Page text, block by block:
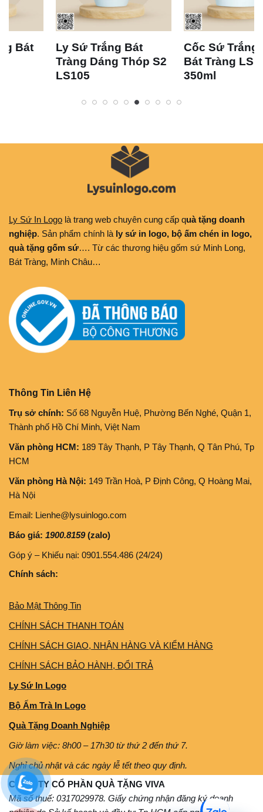
Ly Sứ Trắng Bát
Tràng Dáng Thóp S2
Cốc Sứ Trắng Vát
Bát Tràng LS125
Ly Sứ In Logo là trang web chuyên cung cấp quà tặng doanh
nghiệp. Sản phẩm chính là ly sứ in logo, bộ ấm chén in logo,
quà tặng gốm sứ…. Từ các thương hiệu gốm sứ Minh Long,
Bát Tràng, Minh Châu…
Thông Tin Liên Hệ
Trụ sở chính: Số 68 Nguyễn Huệ, Phường Bến Nghé, Quận 1,
Thành phố Hồ Chí Minh, Việt Nam
Văn phòng HCM: 189 Tây Thạnh, P Tây Thạnh, Q Tân Phú, Tp
HCM
Văn phòng Hà Nội: 149 Trần Hoà, P Định Công, Q Hoàng Mai,
Hà Nội
Email: Lienhe@lysuinlogo.com
Báo giá: 1900.8159(zalo)
Góp ý – Khiếu nại: 0901.554.486 (24/24)
Chính sách:
Bảo Mật Thông Tin
CHÍNH SÁCH THANH TOÁN
CHÍNH SÁCH GIAO, NHẬN HÀNG VÀ KIỂM HÀNG
CHÍNH SÁCH BẢO HÀNH, ĐỔI TRẢ
Ly Sứ In Logo
Bộ Ấm Trà In Logo
Quà Tặng Doanh Nghiệp
Giờ làm việc: 8h00 – 17h30 từ thứ 2 đến thứ 7.
Nghỉ chủ nhật và các ngày lễ tết theo quy định.
CÔNG TY CỔ PHẦN QUÀ TẶNG VIVA
Mã số thuế: 0317029978. Giấy chứng nhận đăng ký doanh